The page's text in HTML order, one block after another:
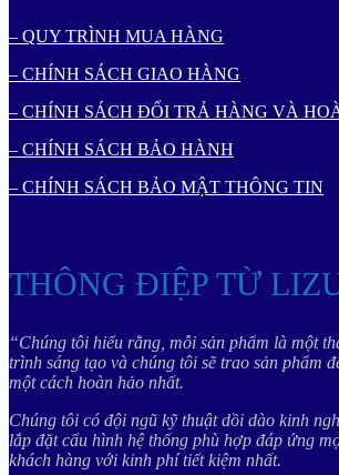
– QUY TRÌNH MUA HÀNG
– CHÍNH SÁCH GIAO HÀNG
– CHÍNH SÁCH ĐỔI TRẢ HÀNG VÀ
– CHÍNH SÁCH BẢO HÀNH
– CHÍNH SÁCH BẢO MẬT THÔNG TIN
THÔNG ĐIỆP TỪ
“Chúng tôi hiểu rằng, mỗi sản phẩm là một
trình sáng tạo và chúng tôi sẽ trao sản phẩm
một cách hoàn hảo nhất.
Chúng tôi có đội ngũ kỹ thuật dồi dào kinh
lắp đặt cấu hình hệ thống phù hợp đáp ứng
khách hàng với kinh phí tiết kiệm nhất.